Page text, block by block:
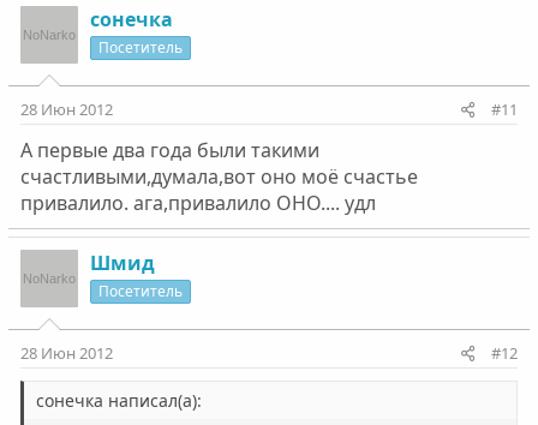
сонечка
Посетитель
28 Июн 2012 #11
А первые два года были такими
счастливыми,думала,вот оно моё счастье
привалило. ага,привалило ОНО.... удл
Шмид
Посетитель
28 Июн 2012 #12
сонечка написал(а):